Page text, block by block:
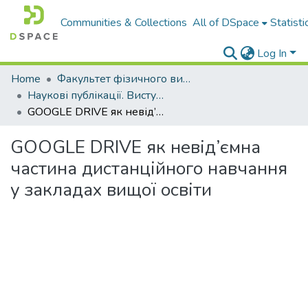
Communities & Collections All of DSpace
Log In
Home
Факультет фізичного виховання і спорту
Наукові публікації. Виступи
GOOGLE DRIVE як невід’ємна частина дистанційного навчання у закладах вищої освіти
GOOGLE DRIVE як невід’ємна
частина дистанційного навчання
у закладах вищої освіти